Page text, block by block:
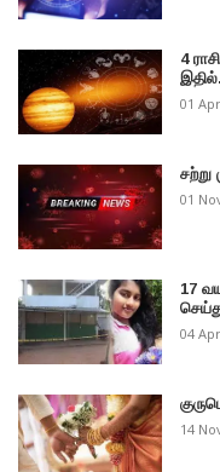
4
01
01
17
04
14